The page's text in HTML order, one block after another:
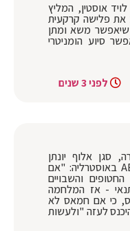
אוסטין, המליץ
את פלישה קרקעית
משא ומתן
סיוע הומניטרי
לפני 3 שנים
סגן אלוף יונתן
קונריקוס בריאיון לערוץ ABC באוסטרליה: "אם
והשבויים
- אז המלחמה
כי אם חמאס לא
לעזה "ולעשות